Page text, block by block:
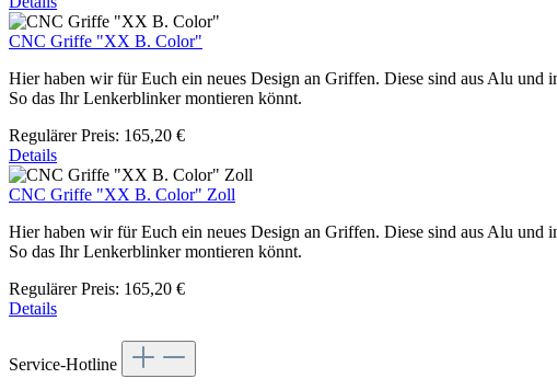
CNC Griffe "XX B. Color"
Hier haben wir für Euch ein neues Design an Griffen. Diese sind aus Alu
So das Ihr Lenkerblinker montieren könnt.
Regulärer Preis: 165,20 €
Details
CNC Griffe "XX B. Color" Zoll
Hier haben wir für Euch ein neues Design an Griffen. Diese sind aus Alu
So das Ihr Lenkerblinker montieren könnt.
Regulärer Preis: 165,20 €
Details
Service-Hotline